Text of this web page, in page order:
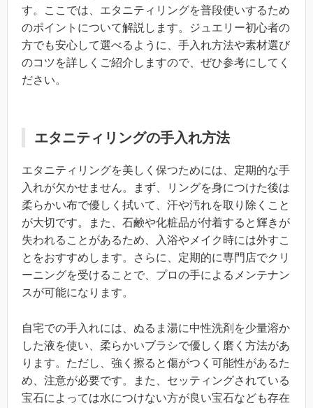
す。ここでは、エタニティリングを普段使いするため
のポイントについて解説します。ジュエリー初心者の
方でも安心して選べるように、手入れ方法や素材選び
のコツを詳しくご紹介しますので、ぜひ参考にしてく
ださい。
エタニティリングの手入れ方法
エタニティリングを美しく保つためには、定期的な手
入れが欠かせません。まず、リングを身につけた後は
柔らかい布で優しく拭いて、汗や汚れを取り除くこと
が大切です。また、石鹸や化粧品が付着すると輝きが
失われることがあるため、入浴やメイク時には外すこ
とをおすすめします。さらに、定期的に専門店でクリ
ーニングを受けることで、プロの手によるメンテナン
スが可能になります。
自宅での手入れには、ぬるま湯に中性洗剤を少量溶か
した液を使い、柔らかいブラシで優しく磨く方法があ
ります。ただし、強く擦ると傷がつく可能性があるた
め、注意が必要です。また、セッティングされている
宝石によっては水につけない方が良い宝石なども存在